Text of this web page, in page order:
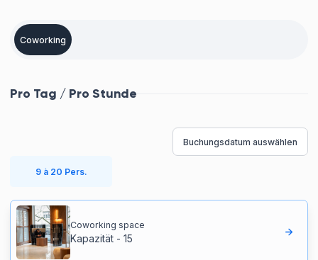
Coworking
Pro Tag / Pro Stunde
Buchungsdatum auswählen
9 à 20 Pers.
Coworking space
Kapazität - 15